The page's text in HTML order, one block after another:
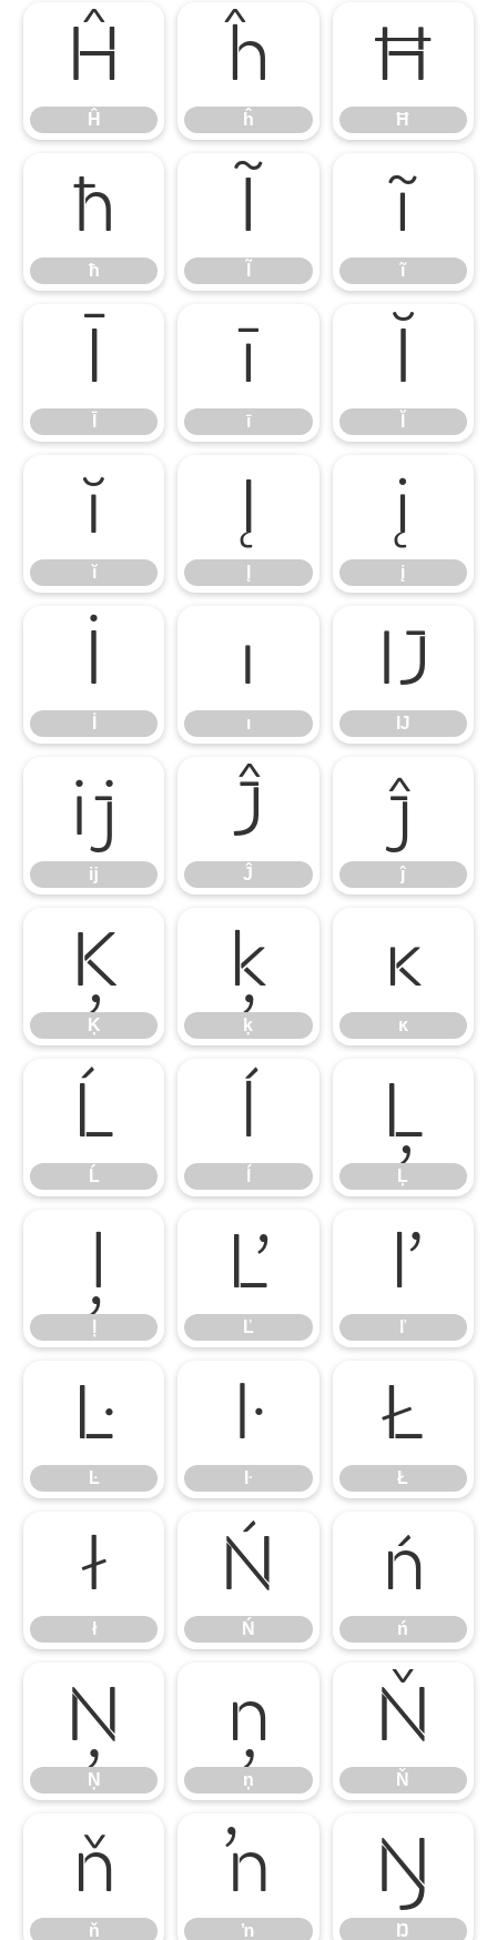
Ĥ
Ĥ
ĥ
ĥ
Ħ
Ħ
ħ
ħ
Ĩ ĩ
ĩ
Ī ī
ī
Ĭ
ĭ
ĭ
Į į
į
İ ı
ı
Ĳ
Ĳ
ĳ
ĳ
Ĵ
Ĵ
ĵ
ĵ
Ķ
Ķ
ķ
ķ
ĸ
ĸ
Ĺ
Ĺ
ĺ Ļ
Ļ
ļ Ľ
Ľ
ľ
ľ
Ŀ
Ŀ
ŀ
ŀ
Ł
Ł
ł
ł
Ń
Ń
ń
ń
Ņ
Ņ
ņ
ņ
Ň
Ň
ň
ň
ŉ
ŉ
Ŋ
Ŋ